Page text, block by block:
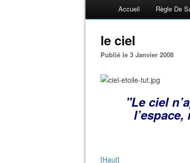
Accueil Règle De
le ciel
Publié le 3 Janvier 2008
"Le ciel
[Haut]